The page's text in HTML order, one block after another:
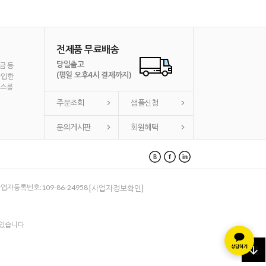
등
한
를
전제품 무료배송
당일출고
(평일 오후4시 결제까지)
주문조회 샘플신청
문의게시판 회원혜택
자등록번호:109-86-24958 [사업자정보확인]
습니다